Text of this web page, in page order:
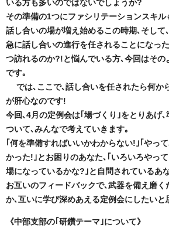
いる方も多いのではないでしょうか?
その準備の1つにファシリテーションスキ
話し合いの場が増え始めるこの時期､そして
急に話し合いの進行を任されることになっ
つ訪れるのか?!と悩んでいる方､今回はその
です｡
では､ここで､話し合いを任されたら何か
が肝心なのです!
今回､4月の定例会は｢場づくり｣をとりあげ
ついて､みんなで考えていきます｡
｢何を準備すればいいかわからない!｣｢やっ
かった!｣とお困りのあなた､｢いろいろやっ
場になっているかな?｣と自問されているあ
お互いのフィードバックで､武器を備え磨
か､互いに学び深めあえる定例会にしたいと
《中部支部の｢研鑽テーマ｣について》